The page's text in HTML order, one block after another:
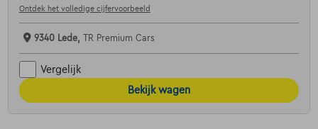
Ontdek het volledige cijfervoorbeeld
9340 Lede, TR Premium Cars
Vergelijk
Bekijk wagen